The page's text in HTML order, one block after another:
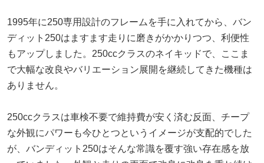
1995年に250専用設計のフレームを手に入れてから、バン
ディット250はますます走りに磨きがかかりつつ、利便性
もアップしました。250ccクラスのネイキッドで、ここま
で大幅な改良やバリエーション展開を継続してきた機種は
ありません。
250ccクラスは車検不要で維持費が安く済む反面、チープ
な外観にパワーも今ひとつというイメージが支配的でした
が、バンディット250はそんな常識を覆す強い存在感を放